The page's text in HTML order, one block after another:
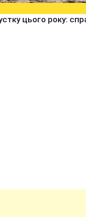
цього року: